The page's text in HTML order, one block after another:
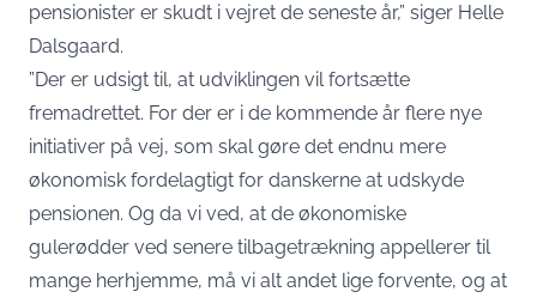
pensionister er skudt i vejret de seneste år,” siger Helle
Dalsgaard.
”Der er udsigt til, at udviklingen vil fortsætte
fremadrettet. For der er i de kommende år flere nye
initiativer på vej, som skal gøre det endnu mere
økonomisk fordelagtigt for danskerne at udskyde
pensionen. Og da vi ved, at de økonomiske
gulerødder ved senere tilbagetrækning appellerer til
mange herhjemme, må vi alt andet lige forvente, og at